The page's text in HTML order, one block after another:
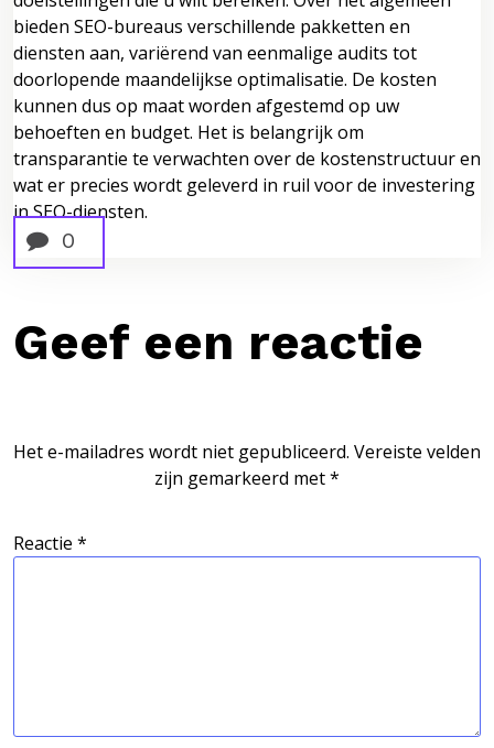
bieden SEO-bureaus verschillende pakketten en
diensten aan, variërend van eenmalige audits tot
doorlopende maandelijkse optimalisatie. De kosten
kunnen dus op maat worden afgestemd op uw
behoeften en budget. Het is belangrijk om
transparantie te verwachten over de kostenstructuur en
wat er precies wordt geleverd in ruil voor de investering
in SEO-diensten.
0
Geef een reactie
Het e-mailadres wordt niet gepubliceerd. Vereiste velden
zijn gemarkeerd met*
Reactie *